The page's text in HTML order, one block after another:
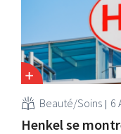
Beauté/Soins 6
Henkel se